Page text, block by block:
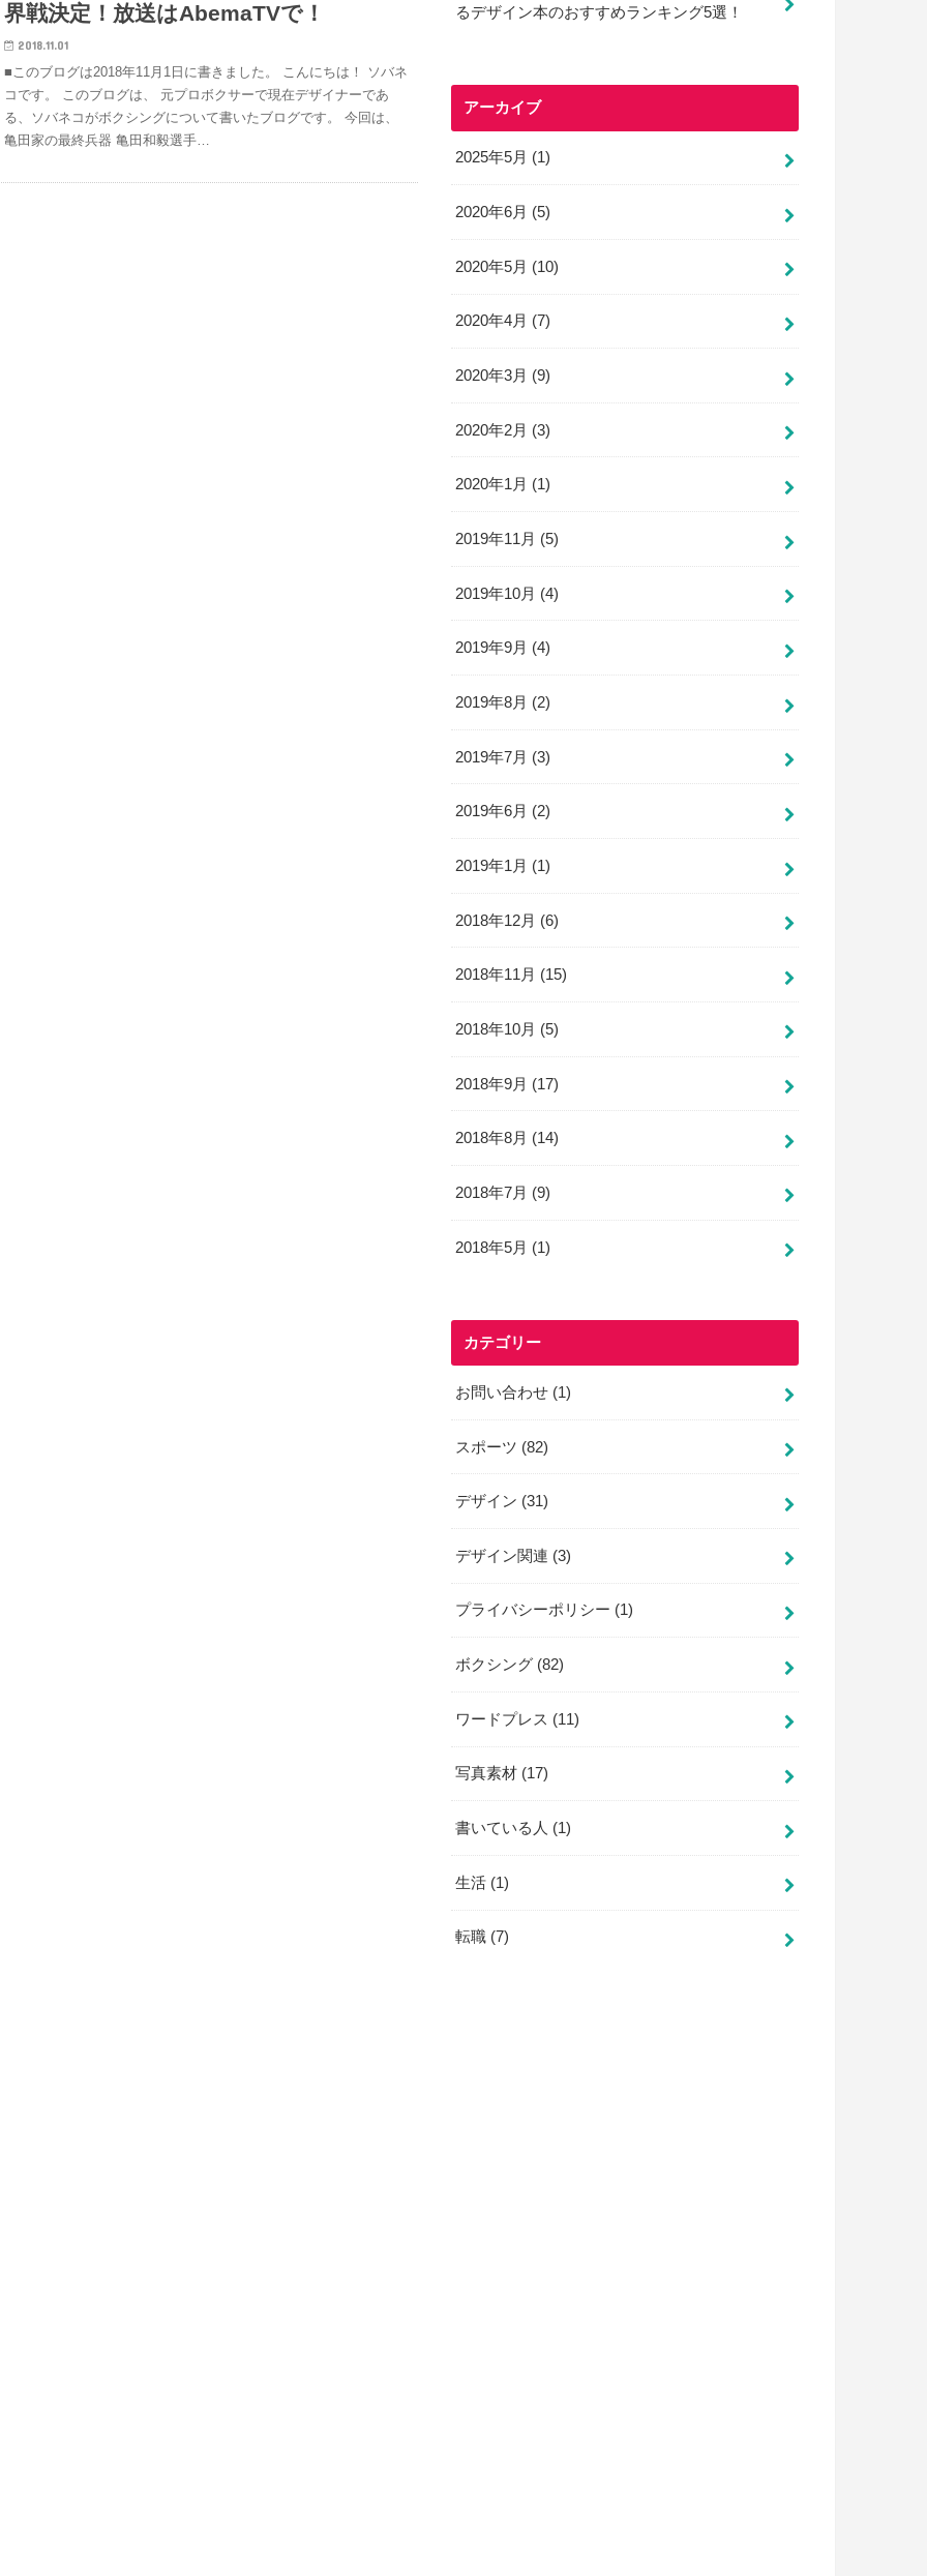
界戦決定！放送はAbemaTVで！
2018.11.01
■このブログは2018年11月1日に書きました。 こんにちは！ ソバネ
コです。 このブログは、 元プロボクサーで現在デザイナーであ
る、ソバネコがボクシングについて書いたブログです。 今回は、
亀田家の最終兵器 亀田和毅選手…
るデザイン本のおすすめランキング5選！
アーカイブ
2025年5月 (1)
2020年6月 (5)
2020年5月 (10)
2020年4月 (7)
2020年3月 (9)
2020年2月 (3)
2020年1月 (1)
2019年11月 (5)
2019年10月 (4)
2019年9月 (4)
2019年8月 (2)
2019年7月 (3)
2019年6月 (2)
2019年1月 (1)
2018年12月 (6)
2018年11月 (15)
2018年10月 (5)
2018年9月 (17)
2018年8月 (14)
2018年7月 (9)
2018年5月 (1)
カテゴリー
お問い合わせ (1)
スポーツ (82)
デザイン (31)
デザイン関連 (3)
プライバシーポリシー (1)
ボクシング (82)
ワードプレス (11)
写真素材 (17)
書いている人 (1)
生活 (1)
転職 (7)